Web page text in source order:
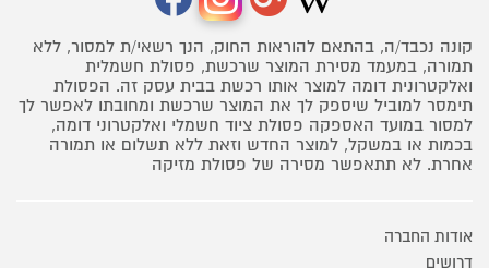
קונה נכבד/ה, בהתאם להוראות החוק, הנך רשאי/ת למסור, ללא
תמורה, במעמד מסירת המוצר שרכשת, פסולת חשמלית
ואלקטרונית דומה למוצר אותו רכשת בבית עסק זה. הפסולת
תימסר למוביל שיספק לך את המוצר שרכשת ומחובתו לאפשר לך
למסור במועד האספקה פסולת ציוד חשמלי ואלקטרוני דומה,
בכמות או במשקל, למוצר החדש וזאת ללא תשלום או תמורה
אחרת. לא תתאפשר מסירה של פסולת מזיקה
אודות החברה
דרושים